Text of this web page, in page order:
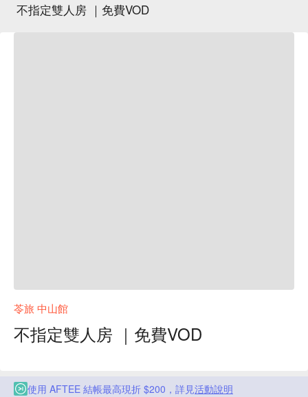
不指定雙人房 ｜免費VOD
苓旅 中山館
不指定雙人房 ｜免費VOD
使用 AFTEE 結帳最高現折 $200，詳見活動說明